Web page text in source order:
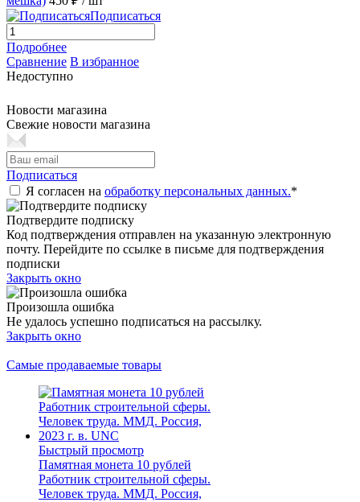
Подписаться
Подробнее
Сравнение В избранное
Недоступно
Новости магазина
Свежие новости магазина
Подписаться
Я согласен на обработку персональных данных.*
Подтвердите подписку
Код подтверждения отправлен на указанную электронную
почту. Перейдите по ссылке в письме для подтверждения
подписки
Закрыть окно
Произошла ошибка
Не удалось успешно подписаться на рассылку.
Закрыть окно
Самые продаваемые товары
Быстрый просмотр
Памятная монета 10 рублей
Работник строительной сферы.
Человек труда. ММД. Россия,